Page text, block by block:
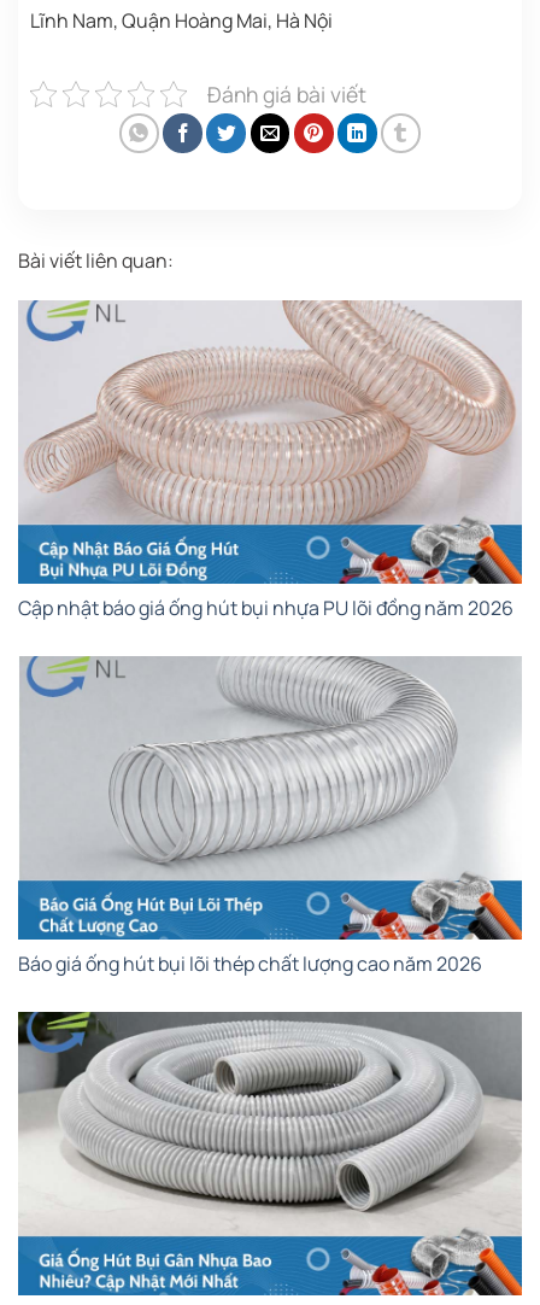
Lĩnh Nam, Quận Hoàng Mai, Hà Nội
Đánh giá bài viết
Bài viết liên quan:
Cập nhật báo giá ống hút bụi nhựa PU lõi đồng năm 2026
Báo giá ống hút bụi lõi thép chất lượng cao năm 2026